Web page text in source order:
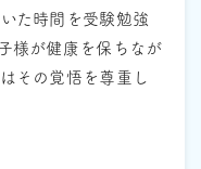
た時間を受験勉強
様が健康を保ちなが
その覚悟を尊重し